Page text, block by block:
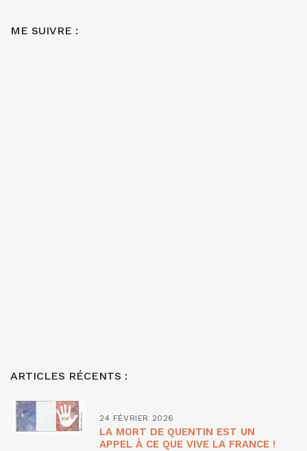
ME SUIVRE :
ARTICLES RÉCENTS :
24 FÉVRIER 2026
LA MORT DE QUENTIN EST UN
APPEL À CE QUE VIVE LA FRANCE !